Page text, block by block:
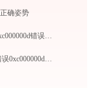
确姿势
税控发票开票打开MainExecuteS.exe提示0xc000000d错误码怎么办
WPS Office错误报告transerr.exe应用程序错误0xc000000d解决方法